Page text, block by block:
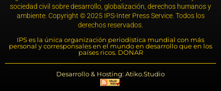
sociedad civil sobre desarrollo, globalización, derechos humanos y
ambiente. Copyright © 2025 IPS-Inter Press Service. Todos los
derechos reservados.
IPS es la única organización periodística mundial con más
personal y corresponsales en el mundo en desarrollo que en los
países ricos. DONAR
Desarrollo & Hosting: Atiko.Studio